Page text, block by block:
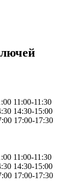
11:00-11:30
14:30-15:00
17:00-17:30
11:00-11:30
14:30-15:00
17:00-17:30